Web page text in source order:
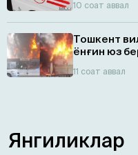
10 соат аввал
Тошкент
ёнғин юз
11 соат аввал
Янгиликлар